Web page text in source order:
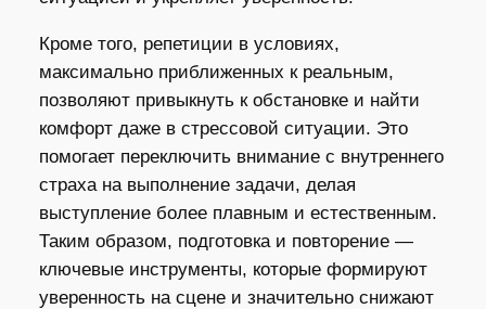
Кроме того, репетиции в условиях,
максимально приближенных к реальным,
позволяют привыкнуть к обстановке и найти
комфорт даже в стрессовой ситуации. Это
помогает переключить внимание с внутреннего
страха на выполнение задачи, делая
выступление более плавным и естественным.
Таким образом, подготовка и повторение —
ключевые инструменты, которые формируют
уверенность на сцене и значительно снижают